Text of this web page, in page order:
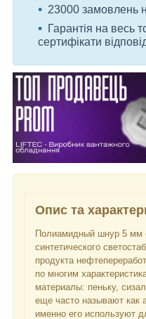
23000 замовлень
Гарантія на весь
сертифікати
Опис та
Полиамидный шнур 5 мм
синтетического
продукта
по многим
материалы: пеньку,
еще часто называют как
именно его используют